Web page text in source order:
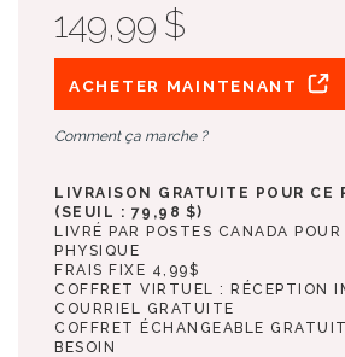
149,99 $
ACHETER MAINTENANT
Comment ça marche ?
LIVRAISON GRATUITE POUR CE
(SEUIL : 79,98 $)
LIVRÉ PAR POSTES CANADA
PHYSIQUE
FRAIS FIXE 4,99$
COFFRET VIRTUEL : RÉCEPTION
COURRIEL GRATUITE
COFFRET ÉCHANGEABLE
BESOIN